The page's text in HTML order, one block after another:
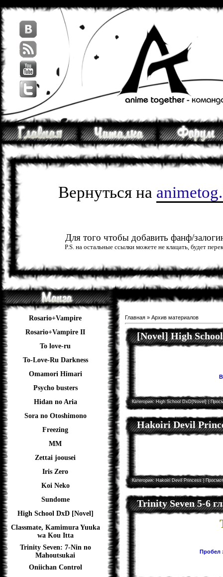
Вернуться на
Для того чтобы добавить фанф/
P.S. на остальные ссылки можете не клацать, будет
Rosario+Vampire
Rosario+Vampire II
To love-ru
To-Love-Ru Darkness
Omamori Himari
Psycho busters
Hidan no Aria
Sora no Otoshimono
Freezing
ММ
Zettai joousei
Iris Zero
Koi Neko
Sundome
High School DxD [Novel]
Classmate, Kamimura Yuuka
wa Kou Itta
Trinity Seven: 7-Nin no
Mahoutsukai
Oniichan Control
Главная » Архив материалов
[Novel] High
Категория:High School DxD[Novel]|
Hakoiri Devil
Категория:Hakoiri Devil Princess|
Trinity Seven 5-6
Пробел